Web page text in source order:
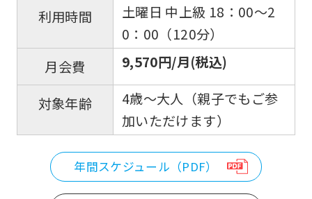
利用時間
土曜日 中上級 18：00〜2
0：00（120分）
月会費
9,570円/月(税込)
対象年齢
4歳～大人（親子でもご参
加いただけます）
年間スケジュール（PDF）
translation.
The
translation
differ
from
original
content.